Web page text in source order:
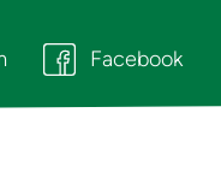
Facebook